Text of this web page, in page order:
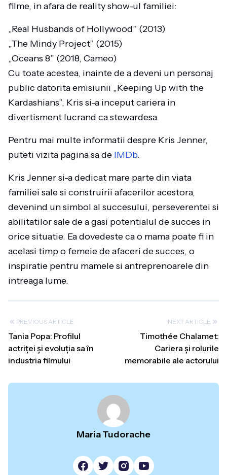
filme, in afara de reality show-ul familiei:
„Real Husbands of Hollywood” (2013)
„The Mindy Project” (2015)
„Oceans 8” (2018, Cameo)
Cu toate acestea, inainte de a deveni un personaj
public datorita emisiunii „Keeping Up with the
Kardashians”, Kris si-a inceput cariera in
divertisment lucrand ca stewardesa.
Pentru mai multe informatii despre Kris Jenner,
puteti vizita pagina sa de IMDb.
Kris Jenner si-a dedicat mare parte din viata
familiei sale si construirii afacerilor acestora,
devenind un simbol al succesului, perseverentei si
abilitatilor sale de a gasi potentialul de succes in
orice situatie. Ea dovedeste ca o mama poate fi in
acelasi timp o femeie de afaceri de succes, o
inspiratie pentru mamele si antreprenoarele din
intreaga lume.
PREVIOUS ARTICLE
Tania Popa: Profilul
actriței și evoluția sa în
industria filmului
NEXT ARTICLE
Timothée Chalamet:
Cariera și rolurile
memorabile ale actorului
Maria Tudorache